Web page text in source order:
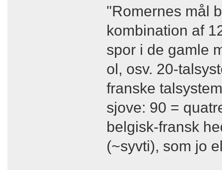
"Romernes mål
kombination af
spor i de gamle
ol, osv. 20-
franske
sjove: 90 =
belgisk-fransk
(~syvti), som jo